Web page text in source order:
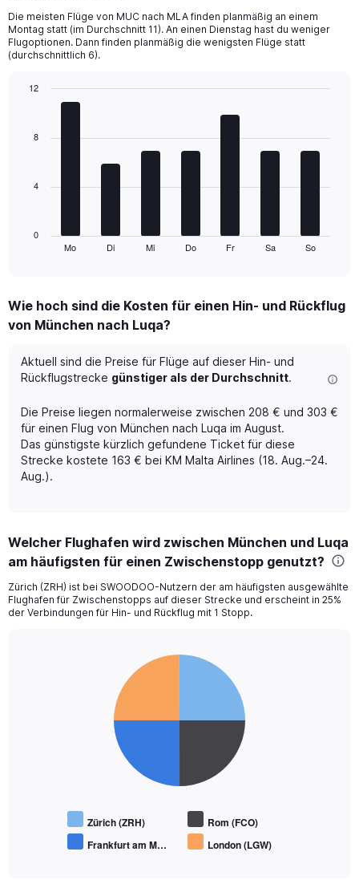
categories.
The
chart
Avg.
Number
Die meisten Flüge von MUC nach MLA finden planmäßig an einem
Montag statt (im Durchschnitt 11). An einen Dienstag hast du weniger
Flugoptionen. Dann finden planmäßig die wenigsten Flüge statt
(durchschnittlich 6).
with
The
Range:
7
The
chart
has
Y
axis
displaying
values.
Range:
Mo Di Mi Do Fr Sa So
0
4
8
12
Wie hoch sind die Kosten für einen Hin- und Rückflug
von München nach Luqa?
Aktuell sind die Preise für Flüge auf dieser Hin- und
Rückflugstrecke günstiger als der Durchschnitt.
Die Preise liegen normalerweise zwischen 208 € und 303 €
für einen Flug von München nach Luqa im August.
Das günstigste kürzlich gefundene Ticket für diese
Strecke kostete 163 € bei KM Malta Airlines (18. Aug.–24.
Aug.).
Welcher Flughafen wird zwischen München und Luqa
am häufigsten für einen Zwischenstopp genutzt?
Zürich (ZRH) ist bei SWOODOO-Nutzern der am häufigsten ausgewählte
Flughafen für Zwischenstopps auf dieser Strecke und erscheint in 25%
der Verbindungen für Hin- und Rückflug mit 1 Stopp.
Zürich (ZRH)
Rom (FCO)
Frankfurt am M…
London (LGW)